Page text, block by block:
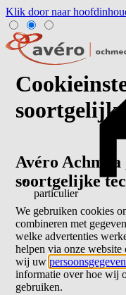
Klik door naar
particulier
Avéro
soortgelijke
We gebruiken cookies
combineren met
welke advertenties
helpen via onze
wij uw
informatie over hoe wij
gebruiken.